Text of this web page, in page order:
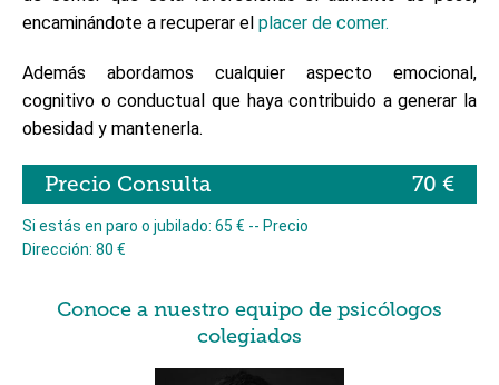
encaminándote a recuperar el placer de comer.
Además abordamos cualquier aspecto emocional,
cognitivo o conductual que haya contribuido a generar la
obesidad y mantenerla.
Precio Consulta 70 €
Si estás en paro o jubilado: 65 € -- Precio
Dirección: 80 €
Conoce a nuestro equipo de psicólogos
colegiados